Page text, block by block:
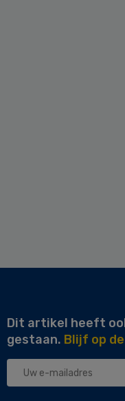
Dit artikel heeft
gestaan. Blijf op
Uw